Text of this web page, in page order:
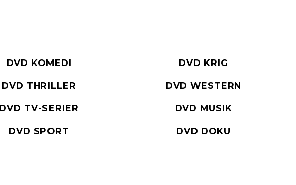
DVD KOMEDI DVD KRIG
DVD THRILLER DVD WESTERN
DVD TV-SERIER DVD MUSIK
DVD SPORT DVD DOKU